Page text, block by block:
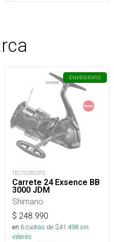
ENVÍOGRATIS
TEC102802FE
Carrete 24 Exsence BB
3000 JDM
Shimano
$ 248.990
en 6cuotas de $41.498sin
interés